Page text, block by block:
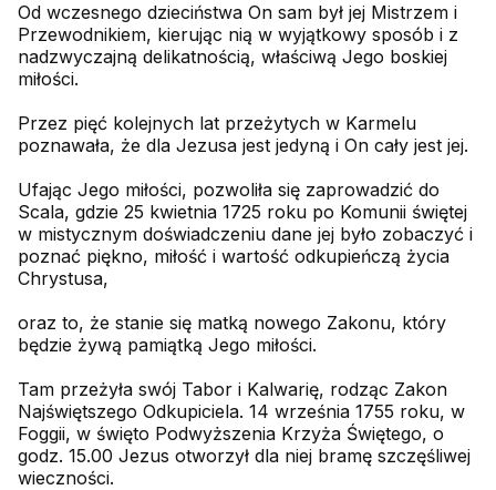
Od wczesnego dzieciństwa On sam był jej Mistrzem i
Przewodnikiem, kierując nią w wyjątkowy sposób i z
nadzwyczajną delikatnością, właściwą Jego boskiej
miłości.
Przez pięć kolejnych lat przeżytych w Karmelu
poznawała, że dla Jezusa jest jedyną i On cały jest jej.
Ufając Jego miłości, pozwoliła się zaprowadzić do
Scala, gdzie 25 kwietnia 1725 roku po Komunii świętej
w mistycznym doświadczeniu dane jej było zobaczyć i
poznać piękno, miłość i wartość odkupieńczą życia
Chrystusa,
oraz to, że stanie się matką nowego Zakonu, który
będzie żywą pamiątką Jego miłości.
Tam przeżyła swój Tabor i Kalwarię, rodząc Zakon
Najświętszego Odkupiciela. 14 września 1755 roku, w
Foggii, w święto Podwyższenia Krzyża Świętego, o
godz. 15.00 Jezus otworzył dla niej bramę szczęśliwej
wieczności.